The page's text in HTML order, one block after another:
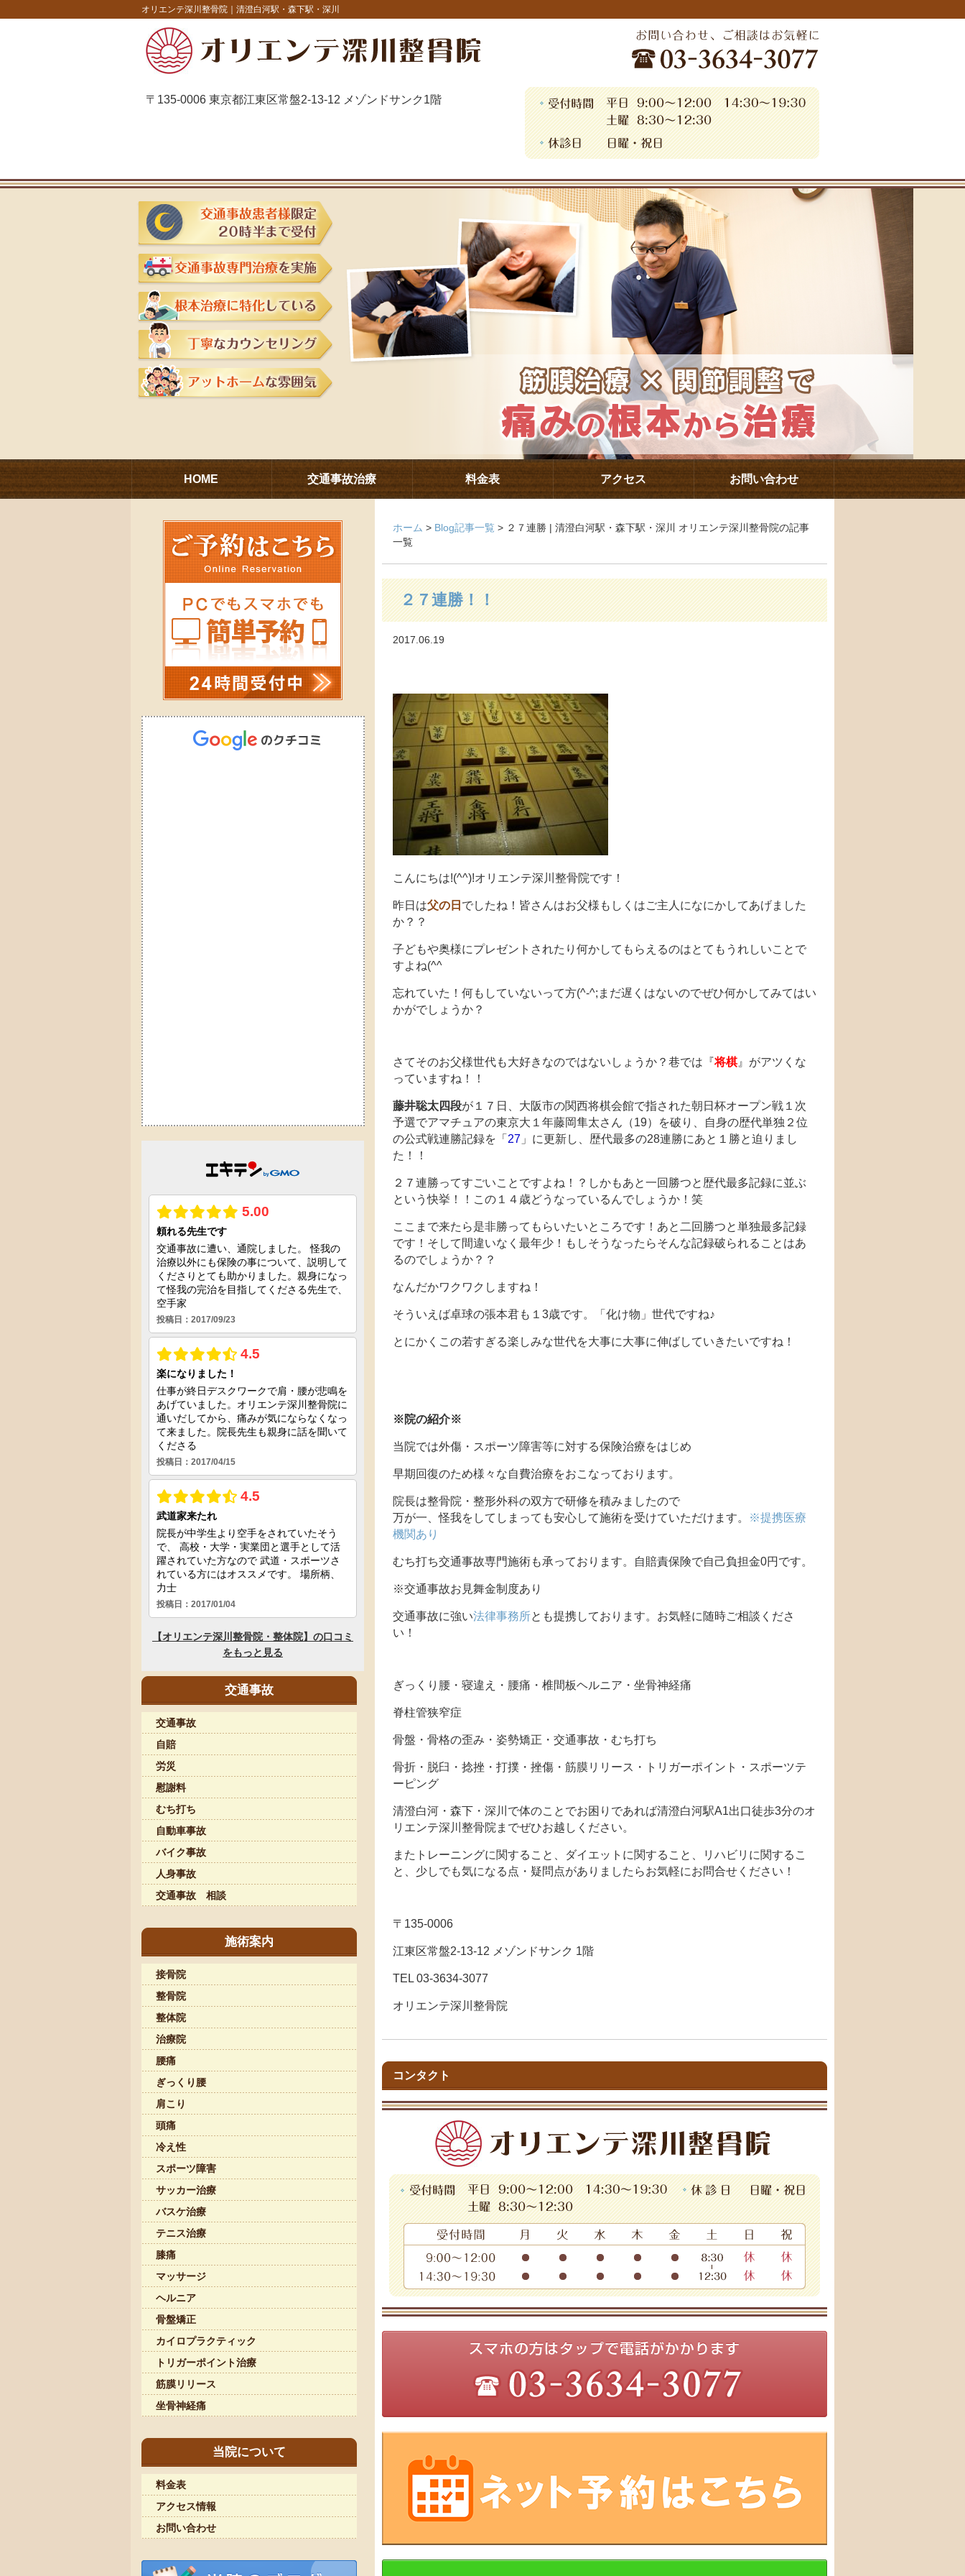
オリエンテ深川整骨院｜清澄白河駅・森下駅・深川
〒135-0006 東京都江東区常盤2-13-12 メゾンドサンク1階
HOME 交通事故治療 料金表 アクセス お問い合わせ
ホーム > Blog記事一覧 > ２７連勝 | 清澄白河駅・森下駅・深川 オリエンテ深川整骨院の記事
一覧
２７連勝！！
2017.06.19
こんにちは!(^^)!オリエンテ深川整骨院です！
昨日は父の日 でしたね！皆さんはお父様もしくはご主人になにかしてあげました
か？？
子どもや奥様にプレゼントされたり何かしてもらえるのはとてもうれしいことで
すよね(^^
忘れていた！何もしていないって方(^-^;まだ遅くはないのでぜひ何かしてみてはい
かがでしょうか？
さてそのお父様世代も大好きなのではないしょうか？巷では『将棋 』がアツくな
っていますね！！
藤井聡太四段が１７日、大阪市の関西将棋会館で指された朝日杯オープン戦１次
予選でアマチュアの東京大１年藤岡隼太さん（19）を破り、自身の歴代単独２位
の公式戦連勝記録を「 27 」に更新し、歴代最多の28連勝にあと１勝と迫りまし
た！！
２７連勝ってすごいことですよね！？しかもあと一回勝つと歴代最多記録に並ぶ
という快挙！！この１４歳どうなっているんでしょうか！笑
ここまで来たら是非勝ってもらいたいところです！あと二回勝つと単独最多記録
です！そして間違いなく最年少！もしそうなったらそんな記録破られることはあ
るのでしょうか？？
なんだかワクワクしますね！
そういえば卓球の張本君も１3歳です。「化け物」世代ですね♪
とにかくこの若すぎる楽しみな世代を大事に大事に伸ばしていきたいですね！
※院の紹介※
当院では外傷・スポーツ障害等に対する保険治療をはじめ
早期回復のため様々な自費治療をおこなっております。
院長は整骨院・整形外科の双方で研修を積みましたので
万が一、怪我をしてしまっても安心して施術を受けていただけます。
※提携医療
機関あり
むち打ち交通事故専門施術も承っております。自賠責保険で自己負担金0円です。
※交通事故お見舞金制度あり
交通事故に強い法律事務所とも提携しております。お気軽に随時ご相談くださ
い！
ぎっくり腰・寝違え・腰痛・椎間板ヘルニア・坐骨神経痛
脊柱管狭窄症
骨盤・骨格の歪み・姿勢矯正・交通事故・むち打ち
骨折・脱臼・捻挫・打撲・挫傷・筋膜リリース・トリガーポイント・スポーツテ
ーピング
清澄白河・森下・深川で体のことでお困りであれば清澄白河駅A1出口徒歩3分のオ
リエンテ深川整骨院までぜひお越しください。
またトレーニングに関すること、ダイエットに関すること、リハビリに関するこ
と、少しでも気になる点・疑問点がありましたらお気軽にお問合せください！
〒135-0006
江東区常盤2-13-12 メゾンドサンク 1階
TEL 03-3634-3077
オリエンテ深川整骨院
コンタクト
交通事故
交通事故
自賠
労災
慰謝料
むち打ち
自動車事故
バイク事故
人身事故
交通事故 相談
施術案内
接骨院
整骨院
整体院
治療院
腰痛
ぎっくり腰
肩こり
頭痛
冷え性
スポーツ障害
サッカー治療
バスケ治療
テニス治療
膝痛
マッサージ
ヘルニア
骨盤矯正
カイロプラクティック
トリガーポイント治療
筋膜リリース
坐骨神経痛
当院について
料金表
アクセス情報
お問い合わせ